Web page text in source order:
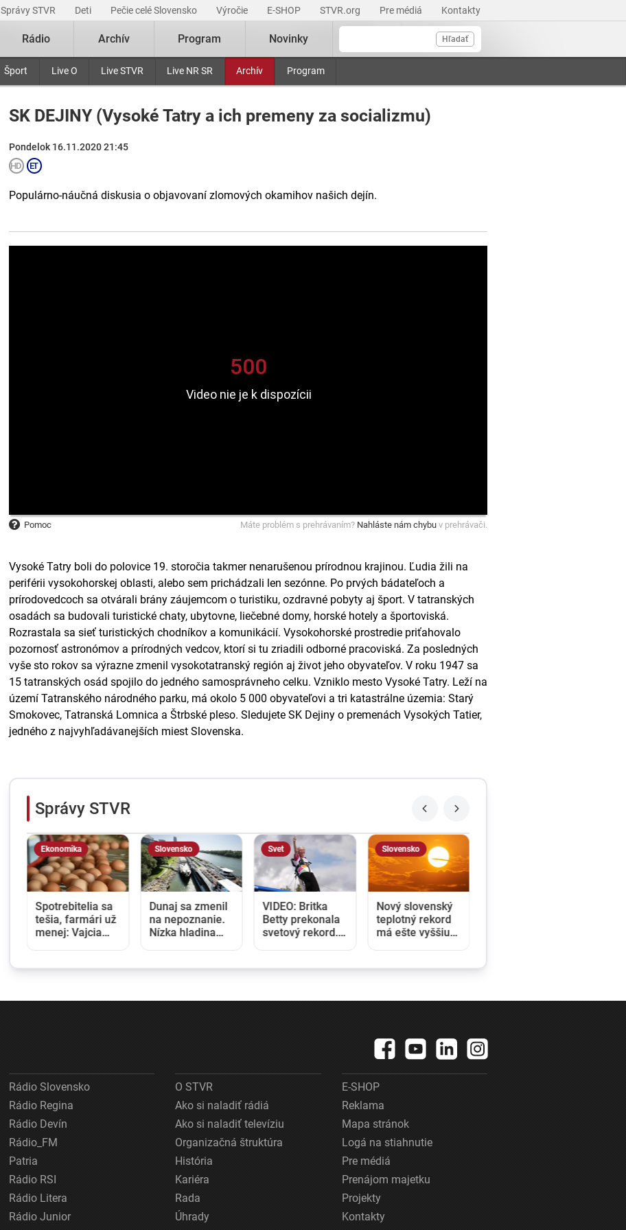
Správy STVR Deti Pečie celé Slovensko Výročie E-SHOP STVR.org Pre médiá Kontakty
Hľadať
Šport Live O Live STVR Live NR SR Archív Program
Rádio Archív Program Novinky
SK DEJINY (Vysoké Tatry a ich premeny za socializmu)
Pondelok 16.11.2020 21:45
Populárno-náučná diskusia o objavovaní zlomových okamihov našich dejín.
Pomoc Máte problém s prehrávaním? Nahláste nám chybu v prehrávači.
Vysoké Tatry boli do polovice 19. storočia takmer nenarušenou prírodnou krajinou. Ľudia žili na
periférii vysokohorskej oblasti, alebo sem prichádzali len sezónne. Po prvých bádateľoch a
prírodovedcoch sa otvárali brány záujemcom o turistiku, ozdravné pobyty aj šport. V tatranských
osadách sa budovali turistické chaty, ubytovne, liečebné domy, horské hotely a športoviská.
Rozrastala sa sieť turistických chodníkov a komunikácií. Vysokohorské prostredie priťahovalo
pozornosť astronómov a prírodných vedcov, ktorí si tu zriadili odborné pracoviská. Za posledných
vyše sto rokov sa výrazne zmenil vysokotatranský región aj život jeho obyvateľov. V roku 1947 sa
15 tatranských osád spojilo do jedného samosprávneho celku. Vzniklo mesto Vysoké Tatry. Leží na
území Tatranského národného parku, má okolo 5 000 obyvateľovi a tri katastrálne územia: Starý
Smokovec, Tatranská Lomnica a Štrbské pleso. Sledujete SK Dejiny o premenách Vysokých Tatier,
jedného z najvyhľadávanejších miest Slovenska.
Správy STVR
Ekonomika
Spotrebitelia sa
tešia, farmári už
menej: Vajcia
minimum
Slovensko
Dunaj sa zmenil
na nepoznanie.
Nízka hladina
na prepravu
Svet
VIDEO: Britka
Betty prekonala
svetový rekord.
ženou, ktorá
Slovensko
Nový slovenský
teplotný rekord
má ešte vyššiu
Rádio Slovensko
Rádio Regina
Rádio Devín
Rádio_FM
Patria
Rádio RSI
Rádio Litera
Rádio Junior
O STVR
Ako si naladiť rádiá
Ako si naladiť televíziu
Organizačná štruktúra
História
Kariéra
Rada
Úhrady
E-SHOP
Reklama
Mapa stránok
Logá na stiahnutie
Pre médiá
Prenájom majetku
Projekty
Kontakty